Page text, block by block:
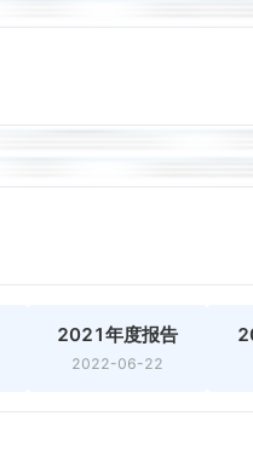
2021年度报告
2022-06-22